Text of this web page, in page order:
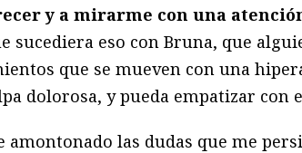
y a mirarme con una
sucediera eso con Bruna, que
que se mueven con una
dolorosa, y pueda empatizar con
amontonado las dudas que me